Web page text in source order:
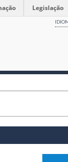
Legislação